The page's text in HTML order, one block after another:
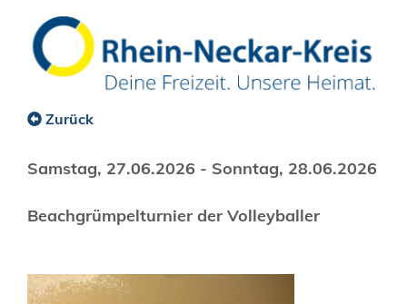
Zurück
Samstag, 27.06.2026 - Sonntag, 28.06.2026
Beachgrümpelturnier der Volleyballer